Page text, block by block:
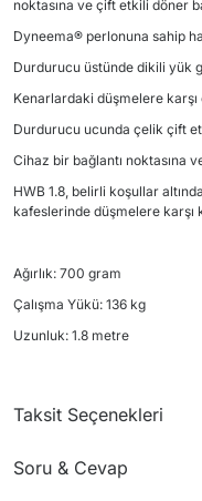
noktasına ve çift etkili döner
Dyneema® perlonuna sahip
Durdurucu üstünde dikili yük
Kenarlardaki düşmelere
Durdurucu ucunda çelik çift
Cihaz bir bağlantı noktasına
HWB 1.8, belirli koşullar
kafeslerinde düşmelere karşı
Ağırlık: 700 gram
Çalışma Yükü: 136 kg
Uzunluk: 1.8 metre
Taksit Seçenekleri
Soru & Cevap